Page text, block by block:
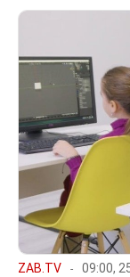
ZAB.TV 09:00,